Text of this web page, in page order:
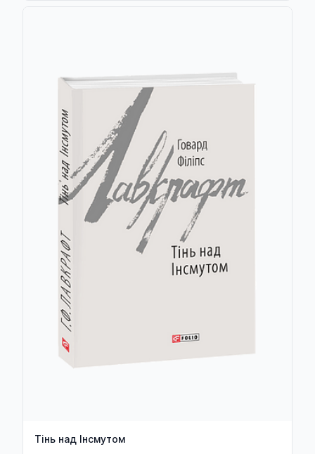
Тінь над Інсмутом